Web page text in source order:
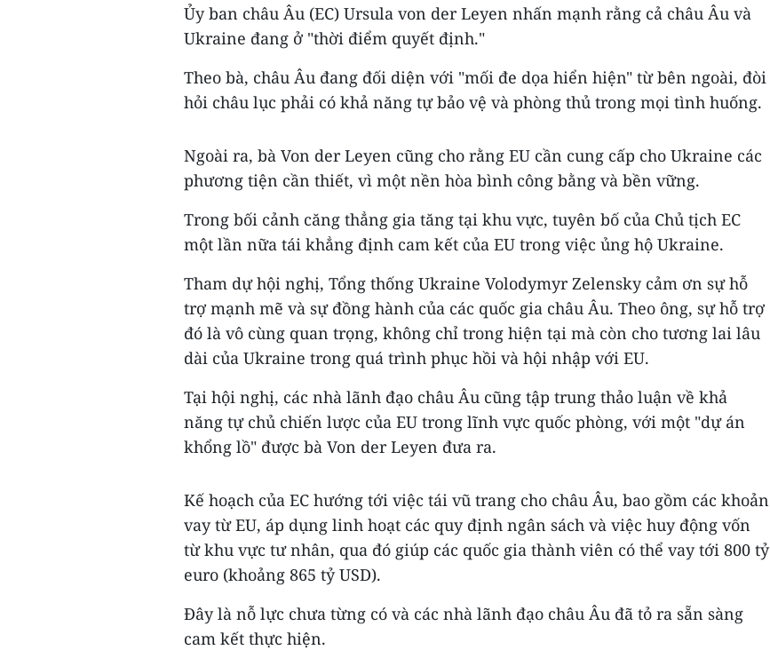
Ủy ban châu Âu (EC) Ursula von der Leyen nhấn mạnh rằng cả châu Âu và
Ukraine đang ở "thời điểm quyết định."
Theo bà, châu Âu đang đối diện với "mối đe dọa hiển hiện" từ bên ngoài, đòi
hỏi châu lục phải có khả năng tự bảo vệ và phòng thủ trong mọi tình huống.
Ngoài ra, bà Von der Leyen cũng cho rằng EU cần cung cấp cho Ukraine các
phương tiện cần thiết, vì một nền hòa bình công bằng và bền vững.
Trong bối cảnh căng thẳng gia tăng tại khu vực, tuyên bố của Chủ tịch EC
một lần nữa tái khẳng định cam kết của EU trong việc ủng hộ Ukraine.
Tham dự hội nghị, Tổng thống Ukraine Volodymyr Zelensky cảm ơn sự hỗ
trợ mạnh mẽ và sự đồng hành của các quốc gia châu Âu. Theo ông, sự hỗ trợ
đó là vô cùng quan trọng, không chỉ trong hiện tại mà còn cho tương lai lâu
dài của Ukraine trong quá trình phục hồi và hội nhập với EU.
Tại hội nghị, các nhà lãnh đạo châu Âu cũng tập trung thảo luận về khả
năng tự chủ chiến lược của EU trong lĩnh vực quốc phòng, với một "dự án
khổng lồ" được bà Von der Leyen đưa ra.
Kế hoạch của EC hướng tới việc tái vũ trang cho châu Âu, bao gồm các khoản
vay từ EU, áp dụng linh hoạt các quy định ngân sách và việc huy động vốn
từ khu vực tư nhân, qua đó giúp các quốc gia thành viên có thể vay tới 800 tỷ
euro (khoảng 865 tỷ USD).
Đây là nỗ lực chưa từng có và các nhà lãnh đạo châu Âu đã tỏ ra sẵn sàng
cam kết thực hiện.